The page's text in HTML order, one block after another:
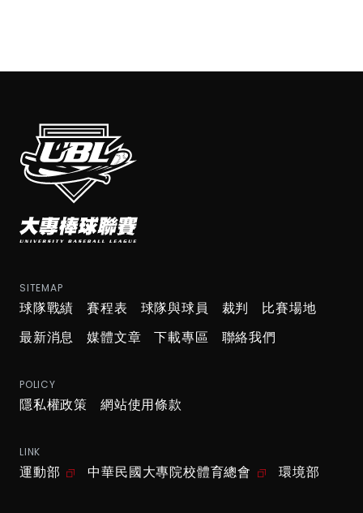
SITEMAP
球隊戰績 賽程表 球隊與球員 裁判
比賽場地
最新消息
媒體文章 下載專區 聯絡我們
POLICY
隱私權政策 網站使用條款
LINK
運動部 中華民國大專院校體育總會 環境部